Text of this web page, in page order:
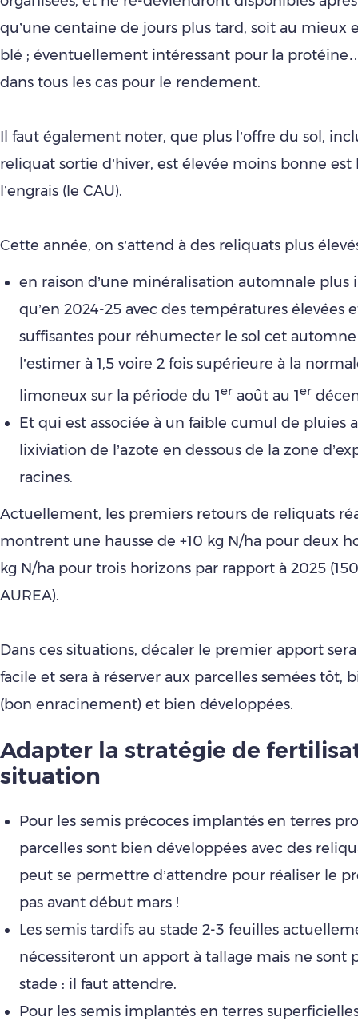
qu’une centaine de jours plus tard, soit au mieux
blé ; éventuellement intéressant pour la
dans tous les cas pour le rendement.
Il faut également noter, que plus l’offre du sol,
reliquat sortie d’hiver, est élevée moins bonne est
l’engrais (le CAU).
Cette année, on s’attend à des reliquats plus
en raison d’une minéralisation automnale plus
qu’en 2024-25 avec des températures élevées
suffisantes pour réhumecter le sol cet
l’estimer à 1,5 voire 2 fois supérieure à la
limoneux sur la période du 1er août au 1er
Et qui est associée à un faible cumul de pluies
lixiviation de l’azote en dessous de la zone
racines.
Actuellement, les premiers retours de reliquats
montrent une hausse de +10 kg N/ha pour deux
kg N/ha pour trois horizons par rapport à 2025
AUREA).
Dans ces situations, décaler le premier apport
facile et sera à réserver aux parcelles semées tôt,
(bon enracinement) et bien développées.
Adapter la stratégie de
situation
Pour les semis précoces implantés en terres
parcelles sont bien développées avec des
peut se permettre d’attendre pour réaliser le
pas avant début mars !
Les semis tardifs au stade 2-3 feuilles
nécessiteront un apport à tallage mais ne sont
stade : il faut attendre.
Pour les semis implantés en terres